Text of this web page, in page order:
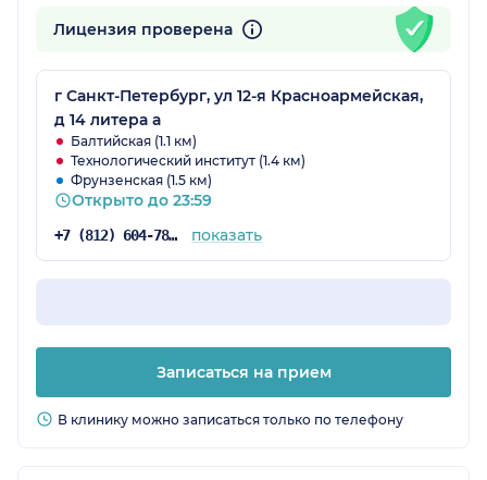
Лицензия проверена
г Санкт-Петербург, ул 12-я Красноармейская,
д 14 литера а
Балтийская (1.1 км)
Технологический институт (1.4 км)
Фрунзенская (1.5 км)
Открыто до 23:59
+7 (812) 604-78-43 показать
Записаться на прием
В клинику можно записаться только по телефону